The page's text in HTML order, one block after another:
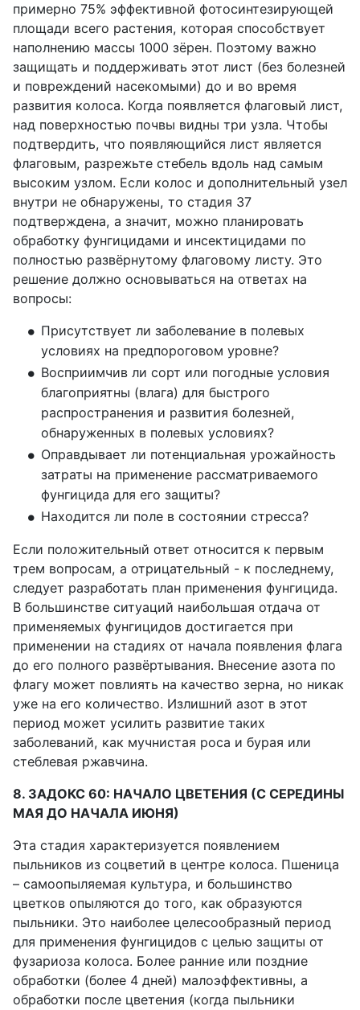
примерно 75% эффективной фотосинтезирующей
площади всего растения, которая способствует
наполнению массы 1000 зёрен. Поэтому важно
защищать и поддерживать этот лист (без болезней
и повреждений насекомыми) до и во время
развития колоса. Когда появляется флаговый лист,
над поверхностью почвы видны три узла. Чтобы
подтвердить, что появляющийся лист является
флаговым, разрежьте стебель вдоль над самым
высоким узлом. Если колос и дополнительный узел
внутри не обнаружены, то стадия 37
подтверждена, а значит, можно планировать
обработку фунгицидами и инсектицидами по
полностью развёрнутому флаговому листу. Это
решение должно основываться на ответах на
вопросы:
Присутствует ли заболевание в полевых
условиях на предпороговом уровне?
Восприимчив ли сорт или погодные условия
благоприятны (влага) для быстрого
распространения и развития болезней,
обнаруженных в полевых условиях?
Оправдывает ли потенциальная урожайность
затраты на применение рассматриваемого
фунгицида для его защиты?
Находится ли поле в состоянии стресса?
Если положительный ответ относится к первым
трем вопросам, а отрицательный - к последнему,
следует разработать план применения фунгицида.
В большинстве ситуаций наибольшая отдача от
применяемых фунгицидов достигается при
применении на стадиях от начала появления флага
до его полного развёртывания. Внесение азота по
флагу может повлиять на качество зерна, но никак
уже на его количество. Излишний азот в этот
период может усилить развитие таких
заболеваний, как мучнистая роса и бурая или
стеблевая ржавчина.
8. ЗАДОКС 60: НАЧАЛО ЦВЕТЕНИЯ (С СЕРЕДИНЫ
МАЯ ДО НАЧАЛА ИЮНЯ)
Эта стадия характеризуется появлением
пыльников из соцветий в центре колоса. Пшеница
– самоопыляемая культура, и большинство
цветков опыляются до того, как образуются
пыльники. Это наиболее целесообразный период
для применения фунгицидов с целью защиты от
фузариоза колоса. Более ранние или поздние
обработки (более 4 дней) малоэффективны, а
обработки после цветения (когда пыльники